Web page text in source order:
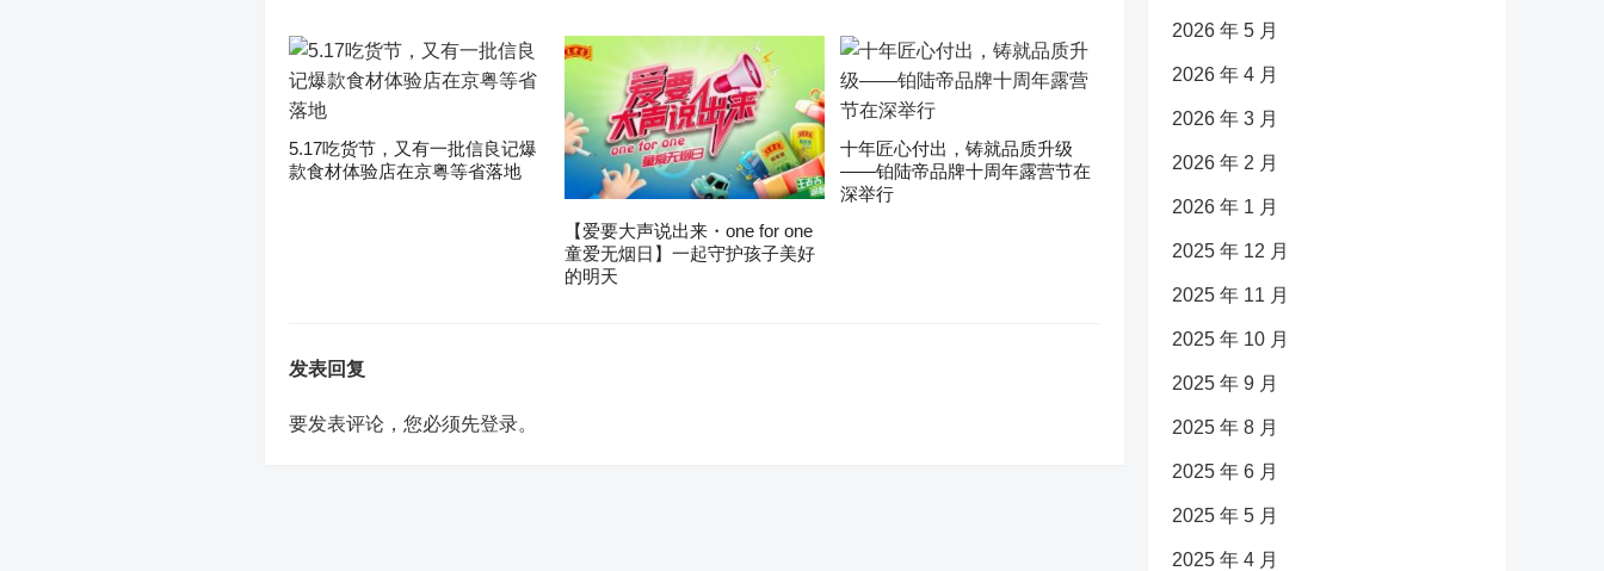
5.17吃货节，又有一批信良记爆
款食材体验店在京粤等省落地
【爱要大声说出来・one for one
童爱无烟日】一起守护孩子美好
的明天
十年匠心付出，铸就品质升级
——铂陆帝品牌十周年露营节在
深举行
发表回复
要发表评论，您必须先登录。
2026 年 5 月
2026 年 4 月
2026 年 3 月
2026 年 2 月
2026 年 1 月
2025 年 12 月
2025 年 11 月
2025 年 10 月
2025 年 9 月
2025 年 8 月
2025 年 6 月
2025 年 5 月
2025 年 4 月